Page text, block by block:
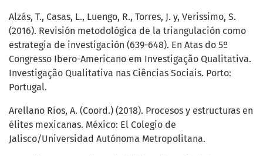
Alzás, T., Casas, L., Luengo, R., Torres, J. y, Verissimo, S.
(2016). Revisión metodológica de la triangulación como
estrategia de investigación (639-648). En Atas do 5º
Congresso Ibero-Americano em Investigação Qualitativa.
Investigação Qualitativa nas Ciências Sociais. Porto:
Portugal.
Arellano Ríos, A. (Coord.) (2018). Procesos y estructuras en
élites mexicanas. México: El Colegio de
Jalisco/Universidad Autónoma Metropolitana.